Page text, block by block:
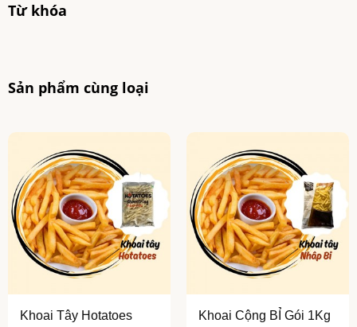
Từ khóa
Sản phẩm cùng loại
Khoai Tây Hotatoes
Khoai Cộng BỈ Gói 1Kg